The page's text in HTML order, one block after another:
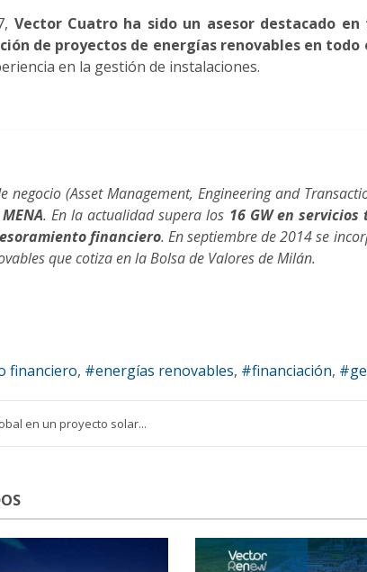
Vector Cuatro ha sido un asesor destacado
de proyectos de energías renovables en todo
en la gestión de instalaciones.
negocio (Asset Management, Engineering and
. En la actualidad supera los 16 GW en
financiero. En septiembre de 2014 se
que cotiza en la Bolsa de Valores de Milán.
financiero energías renovables financiación
en un proyecto solar...